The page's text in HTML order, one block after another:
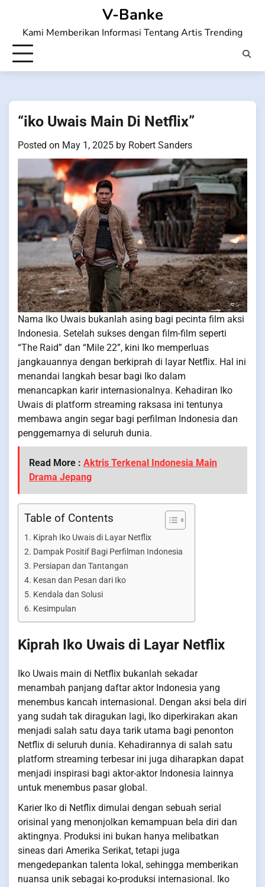
content
V-Banke
Kami Memberikan Informasi Tentang Artis Trending
“iko Uwais Main Di Netflix”
Posted on May 1, 2025 by Robert Sanders
Nama Iko Uwais bukanlah asing bagi pecinta film aksi
Indonesia. Setelah sukses dengan film-film seperti
“The Raid” dan “Mile 22”, kini Iko memperluas
jangkauannya dengan berkiprah di layar Netflix. Hal ini
menandai langkah besar bagi Iko dalam
menancapkan karir internasionalnya. Kehadiran Iko
Uwais di platform streaming raksasa ini tentunya
membawa angin segar bagi perfilman Indonesia dan
penggemarnya di seluruh dunia.
Read More : Aktris Terkenal Indonesia Main
Drama Jepang
Table of Contents
Kiprah Iko Uwais di Layar Netflix
Dampak Positif Bagi Perfilman Indonesia
Persiapan dan Tantangan
Kesan dan Pesan dari Iko
Kendala dan Solusi
Kesimpulan
Kiprah Iko Uwais di Layar Netflix
Iko Uwais main di Netflix bukanlah sekadar
menambah panjang daftar aktor Indonesia yang
menembus kancah internasional. Dengan aksi bela diri
yang sudah tak diragukan lagi, Iko diperkirakan akan
menjadi salah satu daya tarik utama bagi penonton
Netflix di seluruh dunia. Kehadirannya di salah satu
platform streaming terbesar ini juga diharapkan dapat
menjadi inspirasi bagi aktor-aktor Indonesia lainnya
untuk menembus pasar global.
Karier Iko di Netflix dimulai dengan sebuah serial
orisinal yang menonjolkan kemampuan bela diri dan
aktingnya. Produksi ini bukan hanya melibatkan
sineas dari Amerika Serikat, tetapi juga
mengedepankan talenta lokal, sehingga memberikan
nuansa unik sebagai ko-produksi internasional. Iko